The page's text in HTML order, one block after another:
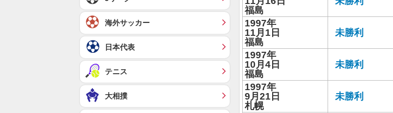
福島
1997年
11月1日
福島
未勝利
1997年
10月4日
福島
未勝利
1997年
9月21日
札幌
未勝利
海外サッカー
日本代表
テニス
大相撲